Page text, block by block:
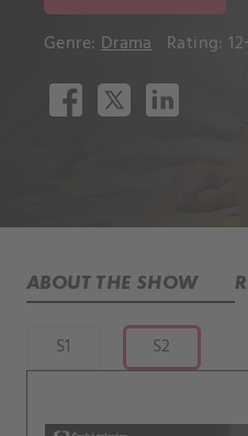
Genre: Drama Rating:
ABOUT THE SHOW
S1 S2